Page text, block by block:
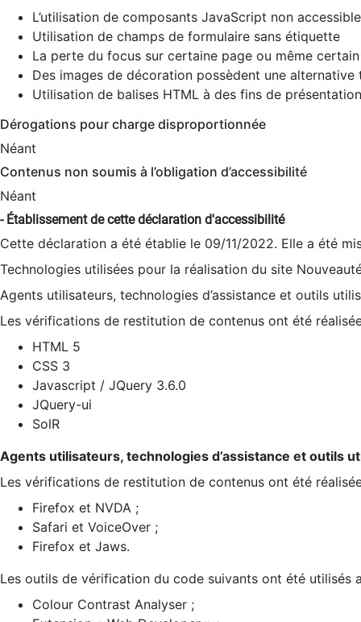
L’utilisation de composants JavaScript non
Utilisation de champs de formulaire sans étiquette
La perte du focus sur certaine page ou même
Des images de décoration possèdent une alternative
Utilisation de balises HTML à des fins de
Dérogations pour charge disproportionnée
Néant
Contenus non soumis à l’obligation d’accessibilité
Néant
- Établissement de cette déclaration d'accessibilité
Cette déclaration a été établie le 09/11/2022. Elle a été
Technologies utilisées pour la réalisation du site
Agents utilisateurs, technologies d’assistance et outils
Les vérifications de restitution de contenus ont été
HTML 5
CSS 3
Javascript / JQuery 3.6.0
JQuery-ui
SolR
Agents utilisateurs, technologies d’assistance et outils
Les vérifications de restitution de contenus ont été
Firefox et NVDA ;
Safari et VoiceOver ;
Firefox et Jaws.
Les outils de vérification du code suivants ont été utilisés
Colour Contrast Analyser ;